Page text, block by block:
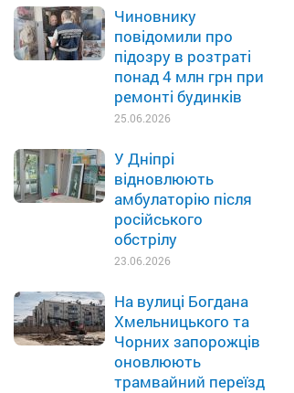
Чиновнику
повідомили про
підозру в розтраті
понад 4 млн грн при
ремонті будинків
25.06.2026
У Дніпрі
відновлюють
амбулаторію після
російського
обстрілу
23.06.2026
На вулиці Богдана
Хмельницького та
Чорних запорожців
оновлюють
трамвайний переїзд